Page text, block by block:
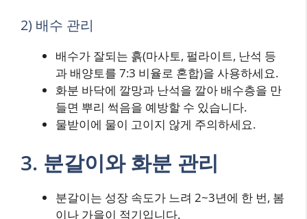
2) 배수 관리
배수가 잘되는 흙(마사토, 펄라이트, 난석 등
과 배양토를 7:3 비율로 혼합)을 사용하세요.
화분 바닥에 깔망과 난석을 깔아 배수층을 만
들면 뿌리 썩음을 예방할 수 있습니다.
물받이에 물이 고이지 않게 주의하세요.
3. 분갈이와 화분 관리
분갈이는 성장 속도가 느려 2~3년에 한 번, 봄
이나 가을이 적기입니다.